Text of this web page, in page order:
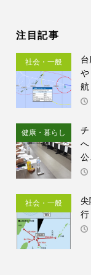
注目記事
社会・一般
や
健康・暮らし
チ
公
社会・一般